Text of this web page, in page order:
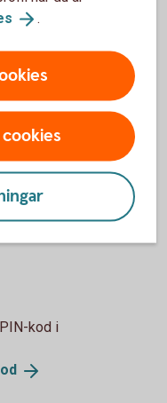
Klicka på
dig
du välja att legitimera
en PIN-kod.
kod i
.